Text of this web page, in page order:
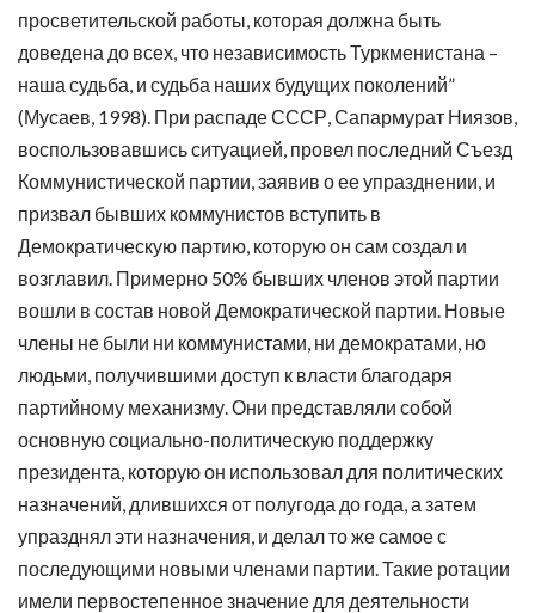
просветительской работы, которая должна быть
доведена до всех, что независимость Туркменистана –
наша судьба, и судьба наших будущих поколений”
(Мусаев, 1998). При распаде СССР, Сапармурат Ниязов,
воспользовавшись ситуацией, провел последний Съезд
Коммунистической партии, заявив о ее упразднении, и
призвал бывших коммунистов вступить в
Демократическую партию, которую он сам создал и
возглавил. Примерно 50% бывших членов этой партии
вошли в состав новой Демократической партии. Новые
члены не были ни коммунистами, ни демократами, но
людьми, получившими доступ к власти благодаря
партийному механизму. Они представляли собой
основную социально-политическую поддержку
президента, которую он использовал для политических
назначений, длившихся от полугода до года, а затем
упразднял эти назначения, и делал то же самое с
последующими новыми членами партии. Такие ротации
имели первостепенное значение для деятельности